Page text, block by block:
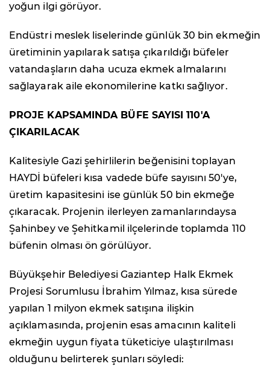
yoğun ilgi görüyor.
Endüstri meslek liselerinde günlük 30 bin ekmeğin
üretiminin yapılarak satışa çıkarıldığı büfeler
vatandaşların daha ucuza ekmek almalarını
sağlayarak aile ekonomilerine katkı sağlıyor.
PROJE KAPSAMINDA BÜFE SAYISI 110'A
ÇIKARILACAK
Kalitesiyle Gazi şehirlilerin beğenisini toplayan
HAYDİ büfeleri kısa vadede büfe sayısını 50'ye,
üretim kapasitesini ise günlük 50 bin ekmeğe
çıkaracak. Projenin ilerleyen zamanlarındaysa
Şahinbey ve Şehitkamil ilçelerinde toplamda 110
büfenin olması ön görülüyor.
Büyükşehir Belediyesi Gaziantep Halk Ekmek
Projesi Sorumlusu İbrahim Yılmaz, kısa sürede
yapılan 1 milyon ekmek satışına ilişkin
açıklamasında, projenin esas amacının kaliteli
ekmeğin uygun fiyata tüketiciye ulaştırılması
olduğunu belirterek şunları söyledi: